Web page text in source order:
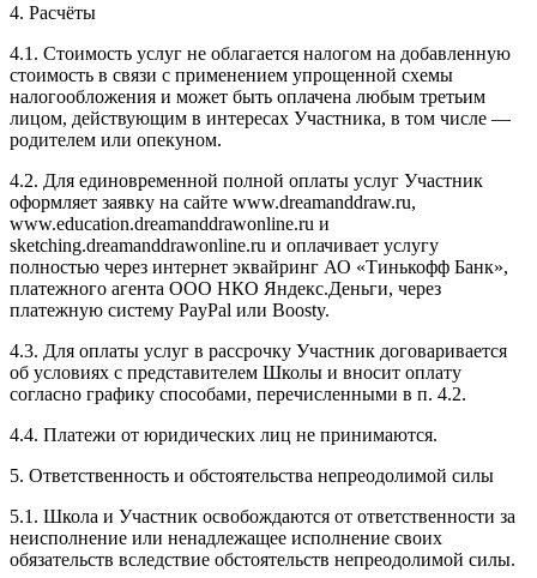
4. Расчёты
4.1. Cтоимость услуг не облагается налогом на добавленную
стоимость в связи с применением упрощенной схемы
налогообложения и может быть оплачена любым третьим
лицом, действующим в интересах Участника, в том числе —
родителем или опекуном.
4.2. Для единовременной полной оплаты услуг Участник
оформляет заявку на сайте www.dreamanddraw.ru,
www.education.dreamanddrawonline.ru и
sketching.dreamanddrawonline.ru и оплачивает услугу
полностью через интернет эквайринг АО «Тинькофф Банк»,
платежного агента ООО НКО Яндекс.Деньги, через
платежную систему PayPal или Boosty.
4.3. Для оплаты услуг в рассрочку Участник договаривается
об условиях с представителем Школы и вносит оплату
согласно графику способами, перечисленными в п. 4.2.
4.4. Платежи от юридических лиц не принимаются.
5. Ответственность и обстоятельства непреодолимой силы
5.1. Школа и Участник освобождаются от ответственности за
неисполнение или ненадлежащее исполнение своих
обязательств вследствие обстоятельств непреодолимой силы.